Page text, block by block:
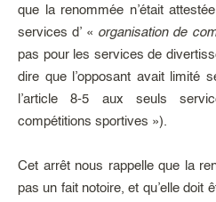
que la renommée n’était
services d’ « organisation de
pas pour les services de
dire que l’opposant avait limité
l’article 8-5 aux seuls
compétitions sportives »).
Cet arrêt nous rappelle que la
pas un fait notoire, et qu’elle doit